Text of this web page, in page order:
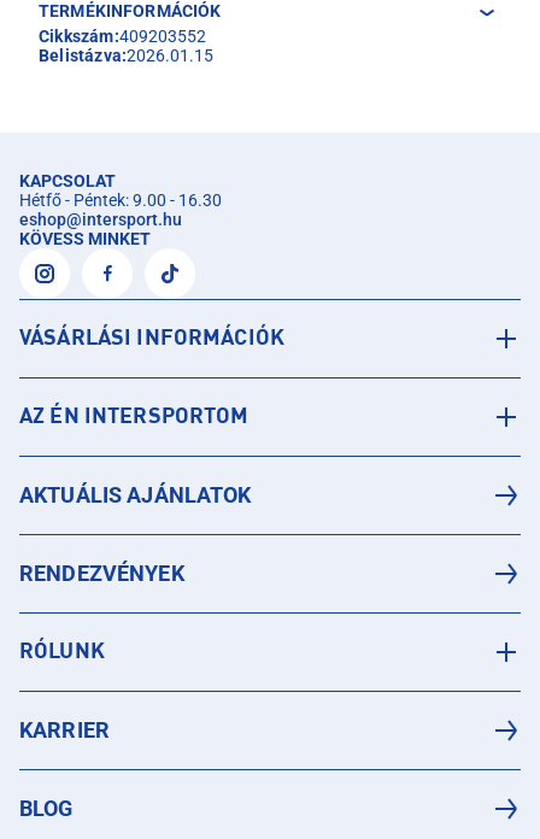
TERMÉKINFORMÁCIÓK
Cikkszám:409203552
Belistázva:2026.01.15
KAPCSOLAT
Hétfő - Péntek: 9.00 - 16.30
eshop@intersport.hu
KÖVESS MINKET
VÁSÁRLÁSI INFORMÁCIÓK
AZ ÉN INTERSPORTOM
AKTUÁLIS AJÁNLATOK
RENDEZVÉNYEK
RÓLUNK
KARRIER
BLOG